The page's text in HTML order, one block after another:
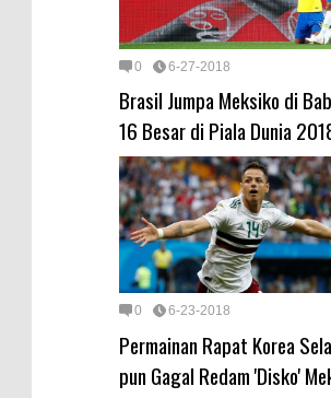
0 6-27-2018
Brasil Jumpa Meksiko di
16 Besar di Piala Dunia
0 6-23-2018
Permainan Rapat Korea
pun Gagal Redam 'Disko'